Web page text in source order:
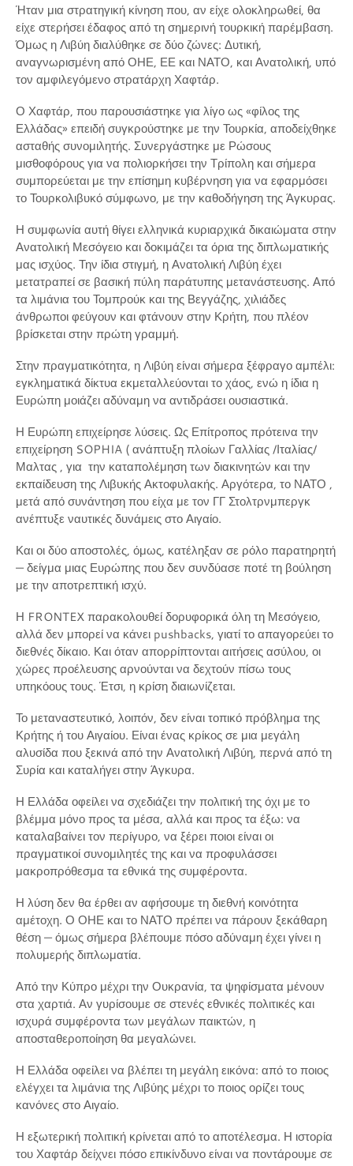
Ήταν μια στρατηγική κίνηση που, αν είχε ολοκληρωθεί, θα
είχε στερήσει έδαφος από τη σημερινή τουρκική παρέμβαση.
Όμως η Λιβύη διαλύθηκε σε δύο ζώνες: Δυτική,
αναγνωρισμένη από ΟΗΕ, ΕΕ και ΝΑΤΟ, και Ανατολική, υπό
τον αμφιλεγόμενο στρατάρχη Χαφτάρ.
Ο Χαφτάρ, που παρουσιάστηκε για λίγο ως «φίλος της
Ελλάδας» επειδή συγκρούστηκε με την Τουρκία, αποδείχθηκε
ασταθής συνομιλητής. Συνεργάστηκε με Ρώσους
μισθοφόρους για να πολιορκήσει την Τρίπολη και σήμερα
συμπορεύεται με την επίσημη κυβέρνηση για να εφαρμόσει
το Τουρκολιβυκό σύμφωνο, με την καθοδήγηση της Άγκυρας.
Η συμφωνία αυτή θίγει ελληνικά κυριαρχικά δικαιώματα στην
Ανατολική Μεσόγειο και δοκιμάζει τα όρια της διπλωματικής
μας ισχύος. Την ίδια στιγμή, η Ανατολική Λιβύη έχει
μετατραπεί σε βασική πύλη παράτυπης μετανάστευσης. Από
τα λιμάνια του Τομπρούκ και της Βεγγάζης, χιλιάδες
άνθρωποι φεύγουν και φτάνουν στην Κρήτη, που πλέον
βρίσκεται στην πρώτη γραμμή.
Στην πραγματικότητα, η Λιβύη είναι σήμερα ξέφραγο αμπέλι:
εγκληματικά δίκτυα εκμεταλλεύονται το χάος, ενώ η ίδια η
Ευρώπη μοιάζει αδύναμη να αντιδράσει ουσιαστικά.
Η Ευρώπη επιχείρησε λύσεις. Ως Επίτροπος πρότεινα την
επιχείρηση SOPHIA ( ανάπτυξη πλοίων Γαλλίας /Ιταλίας/
Μαλτας , για την καταπολέμηση των διακινητών και την
εκπαίδευση της Λιβυκής Ακτοφυλακής. Αργότερα, το ΝΑΤΟ ,
μετά από συνάντηση που είχα με τον ΓΓ Στολτρνμπεργκ
ανέπτυξε ναυτικές δυνάμεις στο Αιγαίο.
Και οι δύο αποστολές, όμως, κατέληξαν σε ρόλο παρατηρητή
— δείγμα μιας Ευρώπης που δεν συνδύασε ποτέ τη βούληση
με την αποτρεπτική ισχύ.
Η FRONTEX παρακολουθεί δορυφορικά όλη τη Μεσόγειο,
αλλά δεν μπορεί να κάνει pushbacks, γιατί το απαγορεύει το
διεθνές δίκαιο. Και όταν απορρίπτονται αιτήσεις ασύλου, οι
χώρες προέλευσης αρνούνται να δεχτούν πίσω τους
υπηκόους τους. Έτσι, η κρίση διαιωνίζεται.
Το μεταναστευτικό, λοιπόν, δεν είναι τοπικό πρόβλημα της
Κρήτης ή του Αιγαίου. Είναι ένας κρίκος σε μια μεγάλη
αλυσίδα που ξεκινά από την Ανατολική Λιβύη, περνά από τη
Συρία και καταλήγει στην Άγκυρα.
Η Ελλάδα οφείλει να σχεδιάζει την πολιτική της όχι με το
βλέμμα μόνο προς τα μέσα, αλλά και προς τα έξω: να
καταλαβαίνει τον περίγυρο, να ξέρει ποιοι είναι οι
πραγματικοί συνομιλητές της και να προφυλάσσει
μακροπρόθεσμα τα εθνικά της συμφέροντα.
Η λύση δεν θα έρθει αν αφήσουμε τη διεθνή κοινότητα
αμέτοχη. Ο ΟΗΕ και το ΝΑΤΟ πρέπει να πάρουν ξεκάθαρη
θέση — όμως σήμερα βλέπουμε πόσο αδύναμη έχει γίνει η
πολυμερής διπλωματία.
Από την Κύπρο μέχρι την Ουκρανία, τα ψηφίσματα μένουν
στα χαρτιά. Αν γυρίσουμε σε στενές εθνικές πολιτικές και
ισχυρά συμφέροντα των μεγάλων παικτών, η
αποσταθεροποίηση θα μεγαλώνει.
Η Ελλάδα οφείλει να βλέπει τη μεγάλη εικόνα: από το ποιος
ελέγχει τα λιμάνια της Λιβύης μέχρι το ποιος ορίζει τους
κανόνες στο Αιγαίο.
Η εξωτερική πολιτική κρίνεται από το αποτέλεσμα. Η ιστορία
του Χαφτάρ δείχνει πόσο επικίνδυνο είναι να ποντάρουμε σε